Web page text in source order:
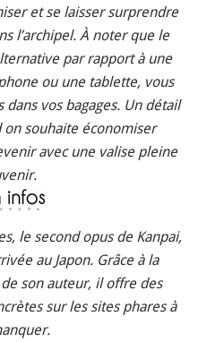
et se laisser surprendre
l’archipel. À noter que le
par rapport à une
ou une tablette, vous
vos bagages. Un détail
on souhaite économiser
avec une valise pleine
le second opus de Kanpai,
au Japon. Grâce à la
son auteur, il offre des
sur les sites phares à